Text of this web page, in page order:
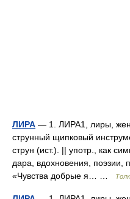
ЛИРА — 1. ЛИРА1, лиры, жен.
струнный щипковый
струн (ист.). || употр., как
дара, вдохновения, поэзии,
«Чувства добрые я… …